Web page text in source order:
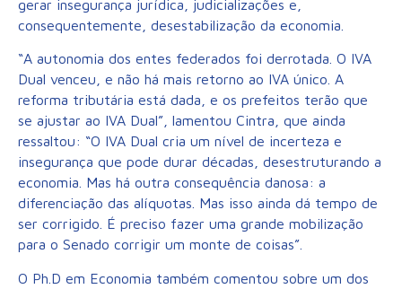
gerar insegurança jurídica, judicializações e,
consequentemente, desestabilização da economia.
“A autonomia dos entes federados foi derrotada. O IVA
Dual venceu, e não há mais retorno ao IVA único. A
reforma tributária está dada, e os prefeitos terão que
se ajustar ao IVA Dual”, lamentou Cintra, que ainda
ressaltou: “O IVA Dual cria um nível de incerteza e
insegurança que pode durar décadas, desestruturando a
economia. Mas há outra consequência danosa: a
diferenciação das alíquotas. Mas isso ainda dá tempo de
ser corrigido. É preciso fazer uma grande mobilização
para o Senado corrigir um monte de coisas”.
O Ph.D em Economia também comentou sobre um dos